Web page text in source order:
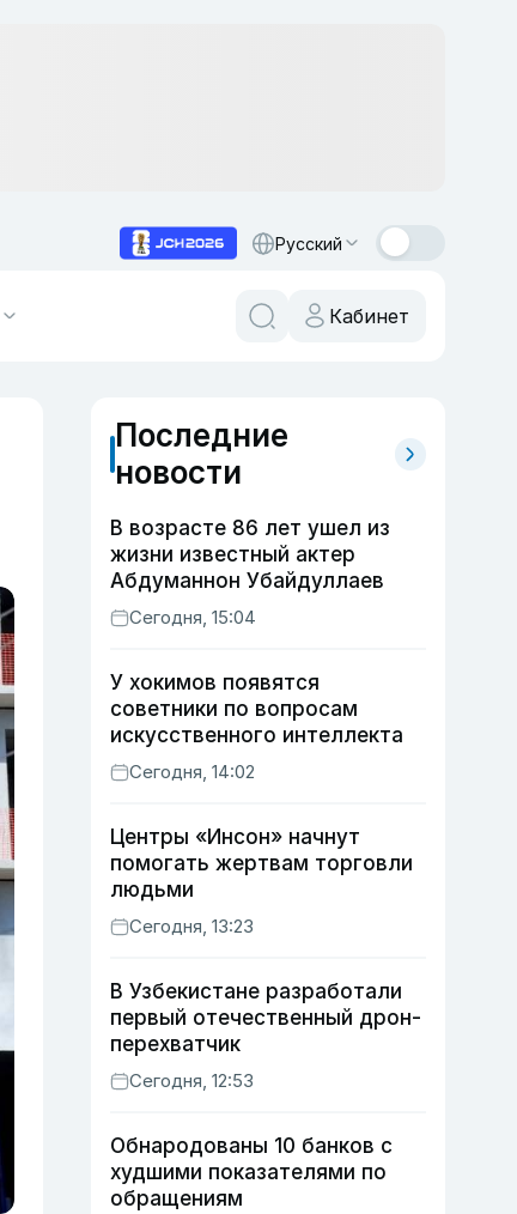
Русский
Кабинет
Последние
новости
В возрасте 86 лет ушел из
жизни известный актер
Абдуманнон Убайдуллаев
Сегодня, 15:04
У хокимов появятся
советники по вопросам
искусственного интеллекта
Сегодня, 14:02
Центры «Инсон» начнут
помогать жертвам торговли
людьми
Сегодня, 13:23
В Узбекистане разработали
первый отечественный дрон-
перехватчик
Сегодня, 12:53
Обнародованы 10 банков с
худшими показателями по
обращениям